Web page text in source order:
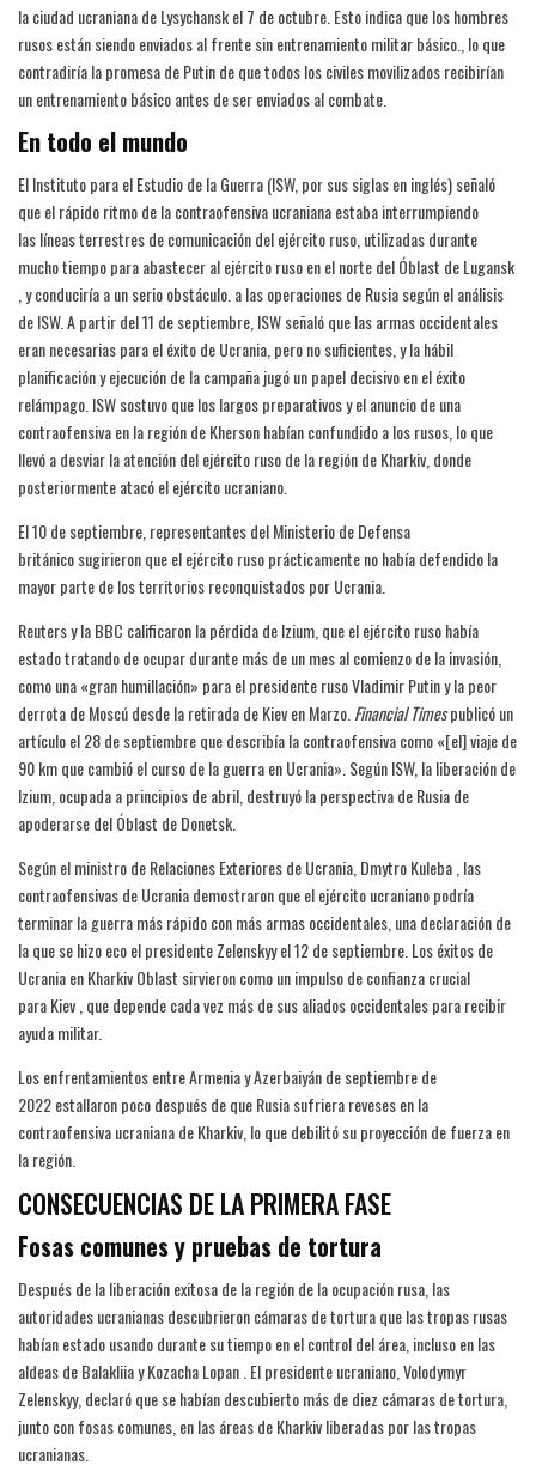
la ciudad ucraniana de Lysychansk el 7 de octubre. Esto indica que los hombres
rusos están siendo enviados al frente sin entrenamiento militar básico., lo que
contradiría la promesa de Putin de que todos los civiles movilizados recibirían
un entrenamiento básico antes de ser enviados al combate.
En todo el mundo
El Instituto para el Estudio de la Guerra (ISW, por sus siglas en inglés) señaló
que el rápido ritmo de la contraofensiva ucraniana estaba interrumpiendo
las líneas terrestres de comunicación del ejército ruso, utilizadas durante
mucho tiempo para abastecer al ejército ruso en el norte del Óblast de Lugansk
, y conduciría a un serio obstáculo. a las operaciones de Rusia según el análisis
de ISW. A partir del 11 de septiembre, ISW señaló que las armas occidentales
eran necesarias para el éxito de Ucrania, pero no suficientes, y la hábil
planificación y ejecución de la campaña jugó un papel decisivo en el éxito
relámpago. ISW sostuvo que los largos preparativos y el anuncio de una
contraofensiva en la región de Kherson habían confundido a los rusos, lo que
llevó a desviar la atención del ejército ruso de la región de Kharkiv, donde
posteriormente atacó el ejército ucraniano.
El 10 de septiembre, representantes del Ministerio de Defensa
británico sugirieron que el ejército ruso prácticamente no había defendido la
mayor parte de los territorios reconquistados por Ucrania.
Reuters y la BBC calificaron la pérdida de Izium, que el ejército ruso había
estado tratando de ocupar durante más de un mes al comienzo de la invasión,
como una «gran humillación» para el presidente ruso Vladimir Putin y la peor
derrota de Moscú desde la retirada de Kiev en Marzo. Financial Timespublicó un
artículo el 28 de septiembre que describía la contraofensiva como «[el] viaje de
90 km que cambió el curso de la guerra en Ucrania». Según ISW, la liberación de
Izium, ocupada a principios de abril, destruyó la perspectiva de Rusia de
apoderarse del Óblast de Donetsk.
Según el ministro de Relaciones Exteriores de Ucrania, Dmytro Kuleba , las
contraofensivas de Ucrania demostraron que el ejército ucraniano podría
terminar la guerra más rápido con más armas occidentales, una declaración de
la que se hizo eco el presidente Zelenskyy el 12 de septiembre. Los éxitos de
Ucrania en Kharkiv Oblast sirvieron como un impulso de confianza crucial
para Kiev , que depende cada vez más de sus aliados occidentales para recibir
ayuda militar.
Los enfrentamientos entre Armenia y Azerbaiyán de septiembre de
2022 estallaron poco después de que Rusia sufriera reveses en la
contraofensiva ucraniana de Kharkiv, lo que debilitó su proyección de fuerza en
la región.
CONSECUENCIAS DE LA PRIMERA FASE
Fosas comunes y pruebas de tortura
Después de la liberación exitosa de la región de la ocupación rusa, las
autoridades ucranianas descubrieron cámaras de tortura que las tropas rusas
habían estado usando durante su tiempo en el control del área, incluso en las
aldeas de Balakliia y Kozacha Lopan . El presidente ucraniano, Volodymyr
Zelenskyy, declaró que se habían descubierto más de diez cámaras de tortura,
junto con fosas comunes, en las áreas de Kharkiv liberadas por las tropas
ucranianas.